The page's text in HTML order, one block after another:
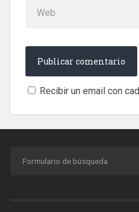
Recibir un email con